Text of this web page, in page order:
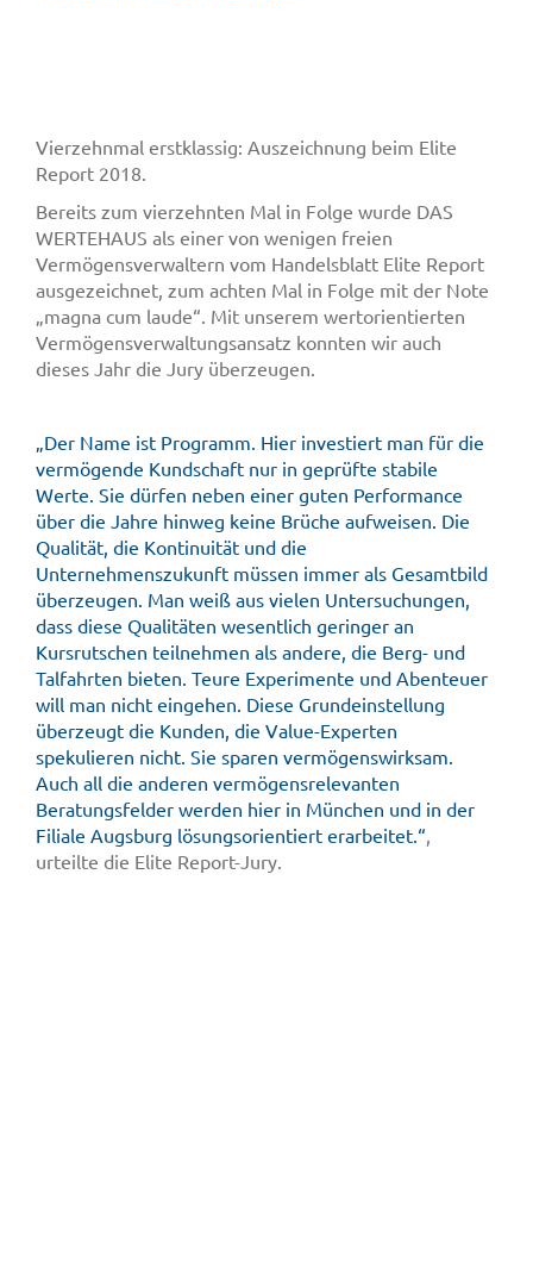
Vierzehnmal erstklassig: Auszeichnung beim Elite
Report 2018.
Bereits zum vierzehnten Mal in Folge wurde DAS
WERTEHAUS als einer von wenigen freien
Vermögensverwaltern vom Handelsblatt Elite Report
ausgezeichnet, zum achten Mal in Folge mit der Note
„magna cum laude“. Mit unserem wertorientierten
Vermögensverwaltungsansatz konnten wir auch
dieses Jahr die Jury überzeugen.
„Der Name ist Programm. Hier investiert man für die
vermögende Kundschaft nur in geprüfte stabile
Werte. Sie dürfen neben einer guten Performance
über die Jahre hinweg keine Brüche aufweisen. Die
Qualität, die Kontinuität und die
Unternehmenszukunft müssen immer als Gesamtbild
überzeugen. Man weiß aus vielen Untersuchungen,
dass diese Qualitäten wesentlich geringer an
Kursrutschen teilnehmen als andere, die Berg- und
Talfahrten bieten. Teure Experimente und Abenteuer
will man nicht eingehen. Diese Grundeinstellung
überzeugt die Kunden, die Value-Experten
spekulieren nicht. Sie sparen vermögenswirksam.
Auch all die anderen vermögensrelevanten
Beratungsfelder werden hier in München und in der
Filiale Augsburg lösungsorientiert erarbeitet.“
urteilte die Elite Report-Jury.